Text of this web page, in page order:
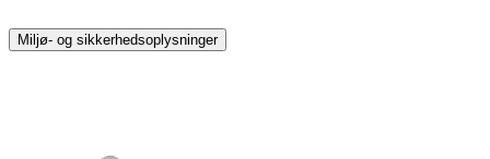
Miljø- og sikkerhedsoplysninger